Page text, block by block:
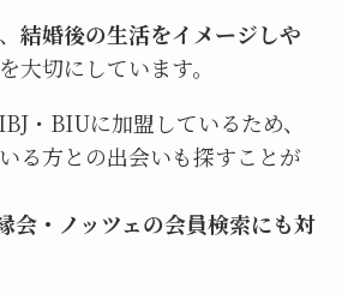
結婚後の生活をイメージしや
大切にしています。
・BIUに加盟しているため、
る方との出会いも探すことが
会・ノッツェの会員検索にも対